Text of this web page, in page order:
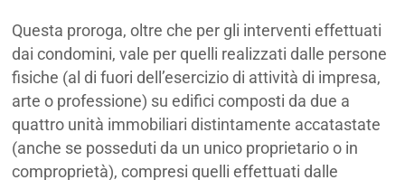
Questa proroga, oltre che per gli interventi effettuati
dai condomini, vale per quelli realizzati dalle persone
fisiche (al di fuori dell’esercizio di attività di impresa,
arte o professione) su edifici composti da due a
quattro unità immobiliari distintamente accatastate
(anche se posseduti da un unico proprietario o in
comproprietà), compresi quelli effettuati dalle